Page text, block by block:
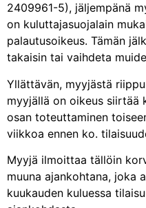
2409961-5), jäljempänä
on kuluttajasuojalain
palautusoikeus. Tämän
takaisin tai vaihdeta
Yllättävän, myyjästä
myyjällä on oikeus siirtää
osan toteuttaminen
viikkoa ennen ko.
Myyjä ilmoittaa tällöin
muuna ajankohtana, joka
kuukauden kuluessa